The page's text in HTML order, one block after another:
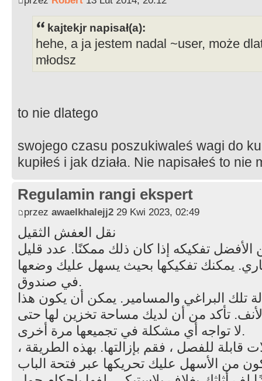
kajtekjr napisał(a):
hehe, a ja jestem nadal ~user, może
młodsz
to nie dlatego
swojego czasu poszukiwaleś wagi do
kupiłeś i jak działa. Nie napisałeś to nie
Regulamin rangi ekspert
przez awaelkhalejj2 29 Kwi 2023, 02:49
نقل العفش الثقيل
الأفضل تفكيكه إذا كان ذلك ممكنًا. عدد قليل
يمكنك تفكيكها بحيث يسهل عليك وضعها
في صندوق.
تلك البراغي والمسامير. يمكن أن يكون هذا
تأكد من أن لديك مساحة تخزين لها حتى
لا تواجه أي مشكلة في تجميعها مرة أخرى.
قابلة للفصل ، فقم بإزالتها. بهذه الطريقة ،